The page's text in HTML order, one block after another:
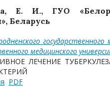
Е. И., ГУО
Беларусь
медицинского
ЛЕЧЕНИЕ
PDF